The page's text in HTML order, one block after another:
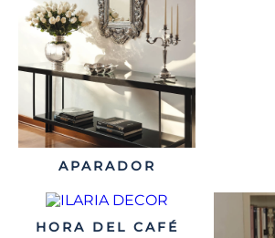
APARADOR
HORA DEL CAFÉ